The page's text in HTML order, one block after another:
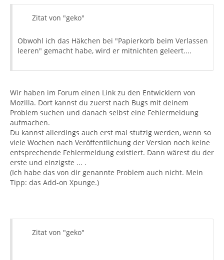
Zitat von "geko"
Obwohl ich das Häkchen bei "Papierkorb beim Verlassen
leeren" gemacht habe, wird er mitnichten geleert....
Wir haben im Forum einen Link zu den Entwicklern von
Mozilla. Dort kannst du zuerst nach Bugs mit deinem
Problem suchen und danach selbst eine Fehlermeldung
aufmachen.
Du kannst allerdings auch erst mal stutzig werden, wenn so
viele Wochen nach Veröffentlichung der Version noch keine
entsprechende Fehlermeldung existiert. Dann wärest du der
erste und einzigste ... .
(Ich habe das von dir genannte Problem auch nicht. Mein
Tipp: das Add-on Xpunge.)
Zitat von "geko"